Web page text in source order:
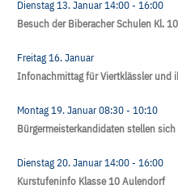
Dienstag 13. Januar14:00- 16:00
Besuch der Biberacher Schulen Kl. 10
Freitag 16. Januar
Infonachmittag für Viertklässler und
Montag 19. Januar08:30- 10:10
Bürgermeisterkandidaten stellen
Dienstag 20. Januar14:00- 16:00
Kurstufeninfo Klasse 10 Aulendorf